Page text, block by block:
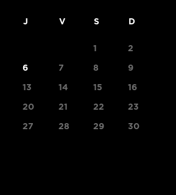
J V S D
1 2
6 7 8 9
13 14 15 16
20 21 22 23
27 28 29 30